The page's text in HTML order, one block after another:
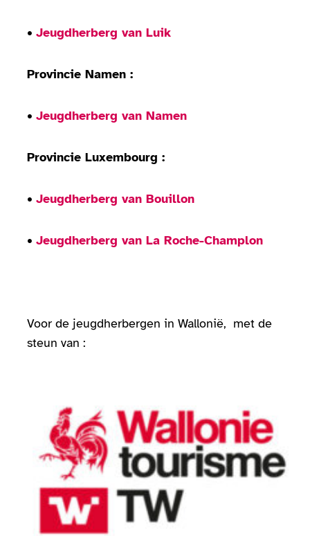
• Jeugdherberg van Luik
Provincie Namen :
• Jeugdherberg van Namen
Provincie Luxembourg :
• Jeugdherberg van Bouillon
• Jeugdherberg van La Roche-Champlon
Voor de jeugdherbergen in Wallonië, met de
steun van :